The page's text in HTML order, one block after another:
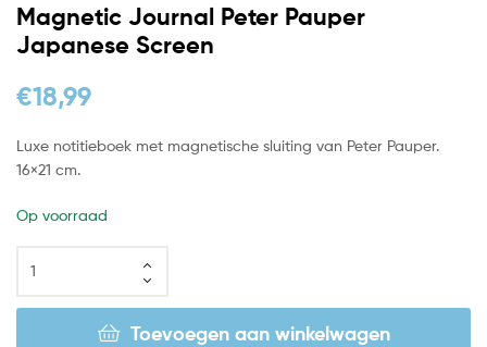
Magnetic Journal Peter Pauper
Japanese Screen
€18,99
Luxe notitieboek met magnetische sluiting van Peter Pauper.
16×21 cm.
Op voorraad
Toevoegen aan winkelwagen